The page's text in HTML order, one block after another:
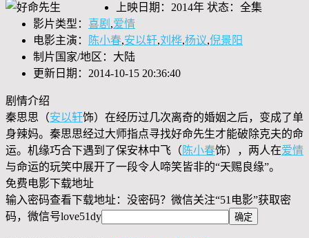
上映日期：2014年 状态：全集
影片类型： 喜剧 ,爱情
电影主演：
陈小春,安以轩,刘桦,杨议,倪景阳
制片国家/地区：大陆
更新日期：2014-10-15 20:36:40
剧情介绍
秦思思（安以轩饰）在经历过几次离奇的婚姻之后，变成了单
身辣妈。秦思思经过大师指点寻找好命先生才能破除克夫的命
运。机缘巧合下遇到了保安林中飞（ 陈小春饰），两人在爱情
与命运的玩笑中展开了一段令人啼笑皆非的“天赐良缘”。
免费电影下载地址
输入密码查看下载地址：没密码？微信关注“51电影”获取密
码，微信号love51dy